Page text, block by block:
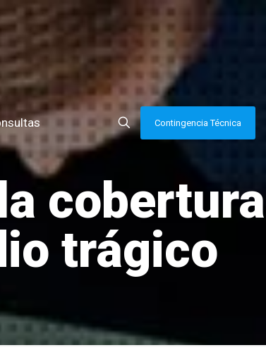
Contingencia Técnica
cobertura
trágico